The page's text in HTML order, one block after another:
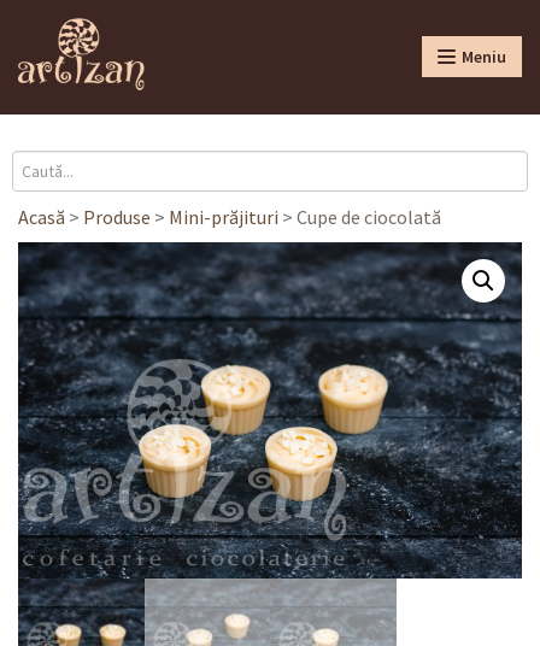
Meniu
Acasă > Produse > Mini-prăjituri > Cupe de ciocolată